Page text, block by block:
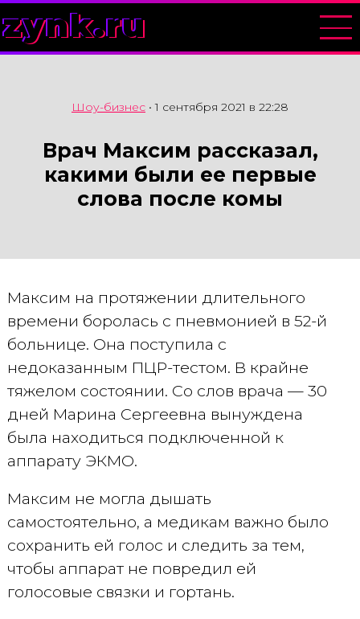
zynk.ru
Шоу-бизнес •1 сентября 2021 в 22:28
Врач Максим рассказал,
какими были ее первые
слова после комы
Максим на протяжении длительного
времени боролась с пневмонией в 52-й
больнице. Она поступила с
недоказанным ПЦР-тестом. В крайне
тяжелом состоянии. Со слов врача — 30
дней Марина Сергеевна вынуждена
была находиться подключенной к
аппарату ЭКМО.
Максим не могла дышать
самостоятельно, а медикам важно было
сохранить ей голос и следить за тем,
чтобы аппарат не повредил ей
голосовые связки и гортань.